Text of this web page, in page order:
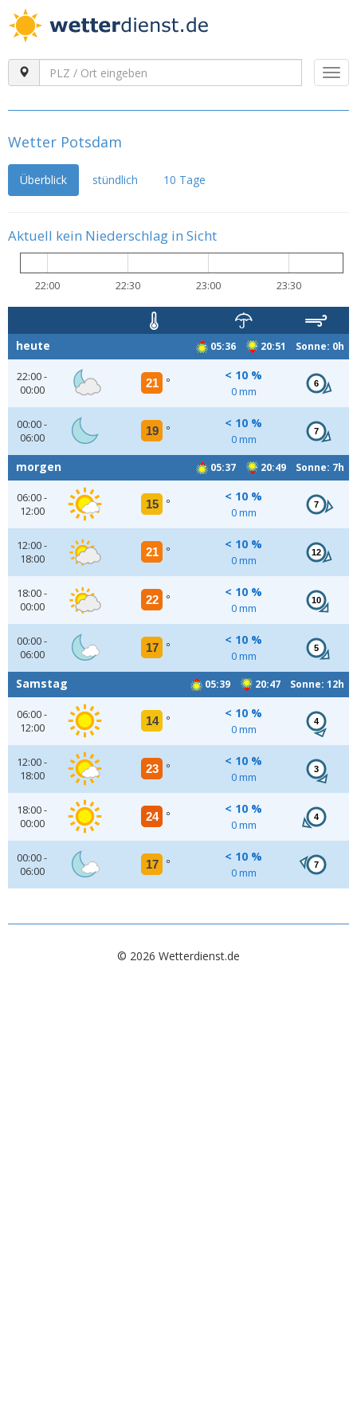
Wetter Potsdam
Überblick stündlich 10 Tage
Aktuell kein Niederschlag in Sicht
22:00 22:30 23:00 23:30
05:36 20:51 Sonne: 0h
heute
22:00 -
00:00
21 °
< 10 %
0 mm
6
00:00 -
06:00
19 °
< 10 %
0 mm
7
05:37 20:49 Sonne: 7h
morgen
06:00 -
12:00
15 °
< 10 %
0 mm
7
12:00 -
18:00
21 °
< 10 %
0 mm
12
18:00 -
00:00
22 °
< 10 %
0 mm
10
00:00 -
06:00
17 °
< 10 %
0 mm
5
05:39 20:47 Sonne: 12h
Samstag
06:00 -
12:00
14 °
< 10 %
0 mm
4
12:00 -
18:00
23 °
< 10 %
0 mm
3
18:00 -
00:00
24 °
< 10 %
0 mm
4
00:00 -
06:00
17 °
< 10 %
0 mm
7
© 2026 Wetterdienst.de